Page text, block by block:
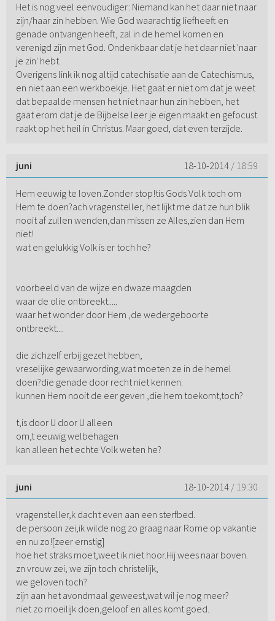
Het is nog veel eenvoudiger: Niemand kan het daar niet naar
zijn/haar zin hebben. Wie God waarachtig liefheeft en
genade ontvangen heeft, zal in de hemel komen en
verenigd zijn met God. Ondenkbaar dat je het daar niet 'naar
je zin' hebt.
Overigens link ik nog altijd catechisatie aan de Catechismus,
en niet aan een werkboekje. Het gaat er niet om dat je weet
dat bepaalde mensen het niet naar hun zin hebben, het
gaat erom dat je de Bijbelse leer je eigen maakt en gefocust
raakt op het heil in Christus. Maar goed, dat even terzijde.
juni 18-10-2014 / 18:59
Hem eeuwig te loven.Zonder stop!tis Gods Volk toch om
Hem te doen?ach vragensteller, het lijkt me dat ze hun blik
nooit af zullen wenden,dan missen ze Alles,zien dan Hem
niet!
wat en gelukkig Volk is er toch he?
voorbeeld van de wijze en dwaze maagden
waar de olie ontbreekt.....
waar het wonder door Hem ,de wedergeboorte
ontbreekt....
die zichzelf erbij gezet hebben,
vreselijke gewaarwording,wat moeten ze in de hemel
doen?die genade door recht niet kennen.
kunnen Hem nooit de eer geven ,die hem toekomt,toch?
t,is door U door U alleen
om,t eeuwig welbehagen
kan alleen het echte Volk weten he?
juni 18-10-2014 / 19:30
vragensteller,k dacht even aan een sterfbed.
de persoon zei,ik wilde nog zo graag naar Rome op vakantie
en nu zo![zeer ernstig]
hoe het straks moet,weet ik niet hoor.Hij wees naar boven.
zn vrouw zei, we zijn toch christelijk,
we geloven toch?
zijn aan het avondmaal geweest,wat wil je nog meer?
niet zo moeilijk doen,geloof en alles komt goed.